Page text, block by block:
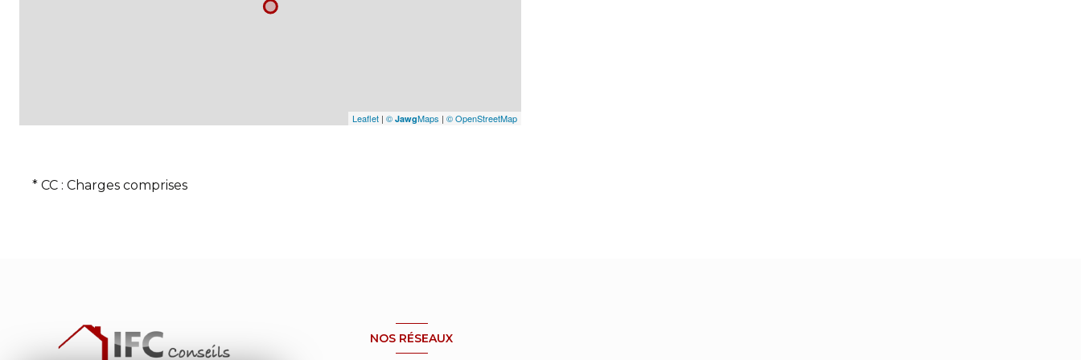
Leaflet | © JawgMaps | © OpenStreetMap
* CC : Charges comprises
NOS RÉSEAUX